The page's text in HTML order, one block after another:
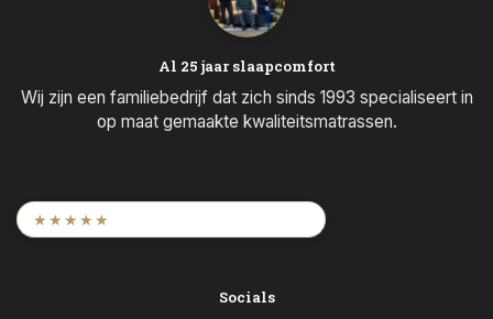
Al 25 jaar slaapcomfort
Wij zijn een familiebedrijf dat zich sinds 1993 specialiseert in
op maat gemaakte kwaliteitsmatrassen.
★★★★★
Socials